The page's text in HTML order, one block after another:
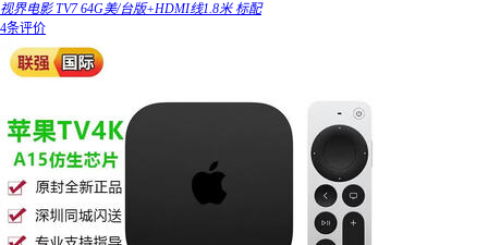
视界电影 TV7 64G美/台版+HDMI线1.8米 标配
4条评价